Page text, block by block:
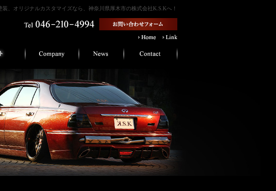
装、オリジナルカスタマイズなら、神奈川県厚木市の株式会社K.S.Kへ！